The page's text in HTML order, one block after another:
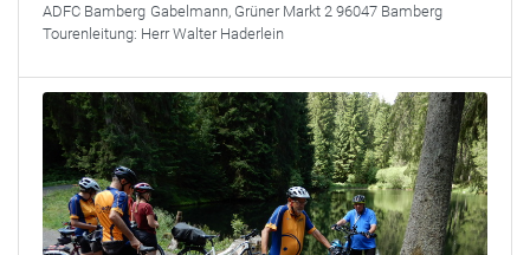
ADFC Bamberg Gabelmann, Grüner Markt 2 96047 Bamberg
Tourenleitung: Herr Walter Haderlein